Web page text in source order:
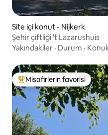
Site içi konut - Nijkerk
Şehir çiftliği 't Lazarushuis
Yakındakiler · Durum ·
Misafirlerin favorilerinden
Misafirlerin favorisi